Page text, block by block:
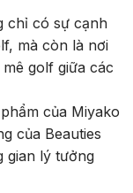
chỉ có sự cạnh
mà còn là nơi
golf giữa các
của Miyako
của Beauties
gian lý tưởng